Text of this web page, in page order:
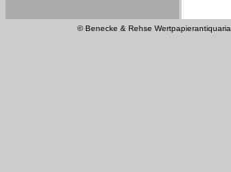
© Benecke & Rehse